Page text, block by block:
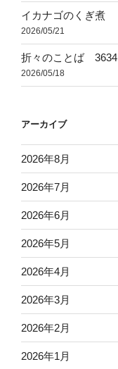
イカナゴのくぎ煮
2026/05/21
折々のことば 3634
2026/05/18
アーカイブ
2026年8月
2026年7月
2026年6月
2026年5月
2026年4月
2026年3月
2026年2月
2026年1月